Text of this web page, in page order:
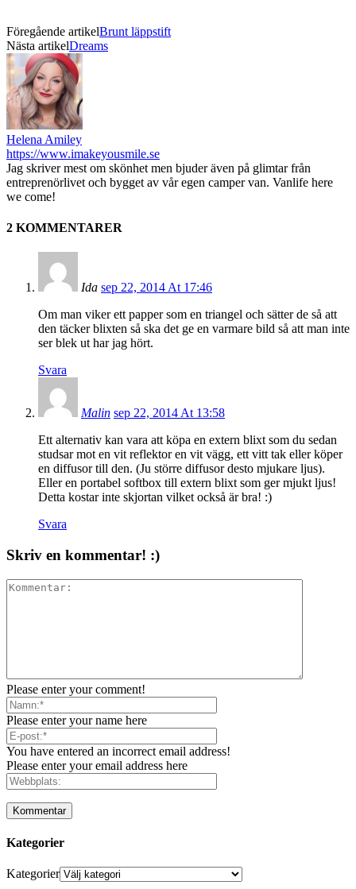
Föregående artikelBrunt läppstift
Nästa artikelDreams
Helena Amiley
https://www.imakeyousmile.se
Jag skriver mest om skönhet men bjuder även på glimtar från
entreprenörlivet och bygget av vår egen camper van. Vanlife here
we come!
2 KOMMENTARER
Ida sep 22, 2014 At 17:46
Om man viker ett papper som en triangel och sätter de så att
den täcker blixten så ska det ge en varmare bild så att man inte
ser blek ut har jag hört.
Svara
Malin sep 22, 2014 At 13:58
Ett alternativ kan vara att köpa en extern blixt som du sedan
studsar mot en vit reflektor en vit vägg, ett vitt tak eller köper
en diffusor till den. (Ju större diffusor desto mjukare ljus).
Eller en portabel softbox till extern blixt som ger mjukt ljus!
Detta kostar inte skjortan vilket också är bra! :)
Svara
Skriv en kommentar! :)
Please enter your comment!
Please enter your name here
You have entered an incorrect email address!
Please enter your email address here
Kategorier
Kategorier